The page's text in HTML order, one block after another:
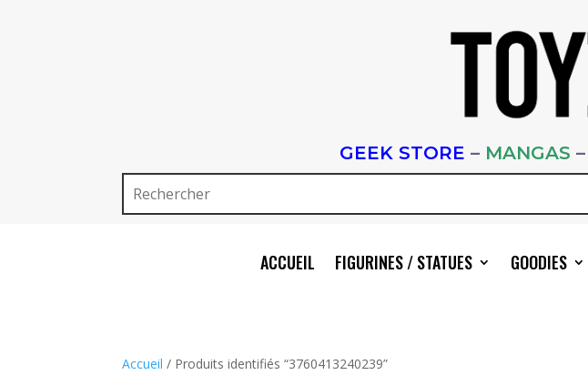
GEEK STORE – MANGAS –
ACCUEIL FIGURINES / STATUES GOODIES
Accueil / Produits identifiés “3760413240239”